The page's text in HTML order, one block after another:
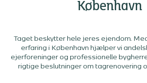
København
Taget beskytter hele jeres ejendom.
erfaring i København hjælper vi
ejerforeninger og professionelle
rigtige beslutninger om tagrenovering